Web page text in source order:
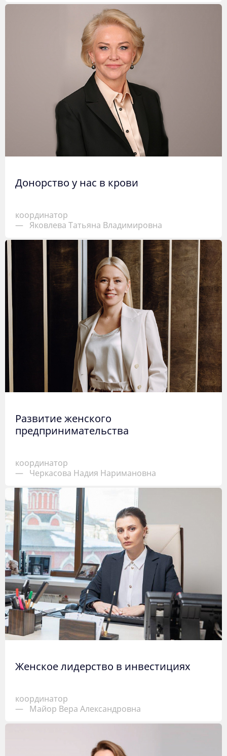
Донорство у нас в крови
координатор
— Яковлева Татьяна Владимировна
Развитие женского
предпринимательства
координатор
—
Черкасова Надия Наримановна
Женское лидерство в инвестициях
координатор
—
Майор Вера Александровна